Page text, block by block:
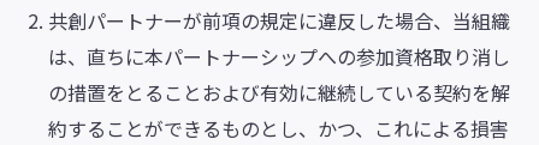
共創パートナーが前項の規定に違反した場合、当組織
は、直ちに本パートナーシップへの参加資格取り消し
の措置をとることおよび有効に継続している契約を解
約することができるものとし、かつ、これによる損害